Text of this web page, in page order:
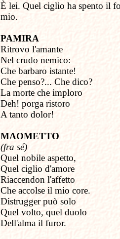
È lei. Quel ciglio ha spento il
mio.
PAMIRA
Ritrovo l'amante
Nel crudo nemico:
Che barbaro istante!
Che penso?... Che dico?
La morte che imploro
Deh! porga ristoro
A tanto dolor!
MAOMETTO
(fra sé)
Quel nobile aspetto,
Quel ciglio d'amore
Riaccendon l'affetto
Che accolse il mio core.
Distrugger può solo
Quel volto, quel duolo
Dell'alma il furor.